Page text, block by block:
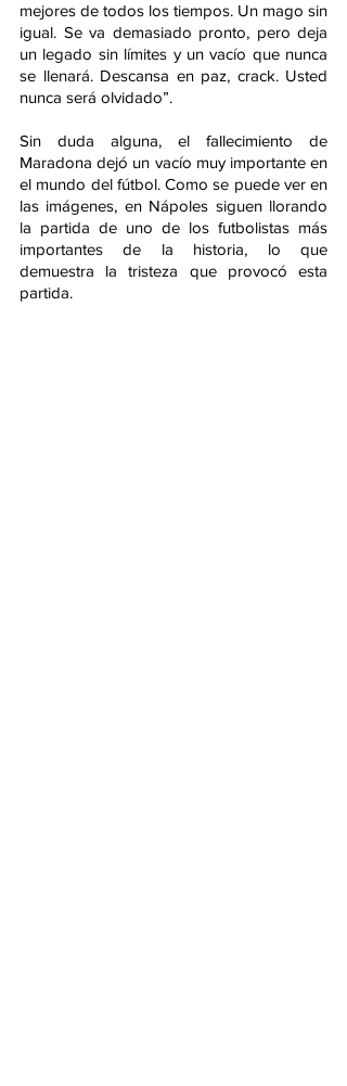
mejores de todos los tiempos. Un mago sin
igual. Se va demasiado pronto, pero deja
un legado sin límites y un vacío que nunca
se llenará. Descansa en paz, crack. Usted
nunca será olvidado”.
Sin duda alguna, el fallecimiento de
Maradona dejó un vacío muy importante en
el mundo del fútbol. Como se puede ver en
las imágenes, en Nápoles siguen llorando
la partida de uno de los futbolistas más
importantes de la historia, lo que
demuestra la tristeza que provocó esta
partida.